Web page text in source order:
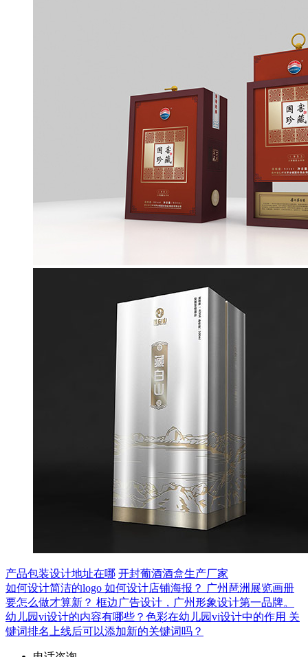
产品包装设计地址在哪 开封葡酒酒盒生产厂家
如何设计简洁的logo 如何设计店铺海报？ 广州琶洲展览画册
要怎么做才算新？ 框边广告设计，广州形象设计第一品牌。
幼儿园vi设计的内容有哪些？色彩在幼儿园vi设计中的作用 关
键词排名上线后可以添加新的关键词吗？